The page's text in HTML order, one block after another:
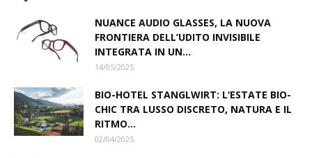
NUANCE AUDIO GLASSES, LA NUOVA
FRONTIERA DELL’UDITO INVISIBILE
INTEGRATA IN UN...
14/05/2025
BIO-HOTEL STANGLWIRT: L‘ESTATE BIO-
CHIC TRA LUSSO DISCRETO, NATURA E IL
RITMO...
02/04/2025